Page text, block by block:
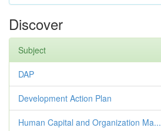
Discover
Subject
DAP
Development Action Plan
Human Capital and Organization Ma...